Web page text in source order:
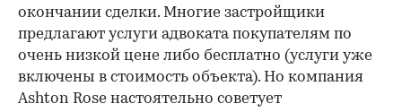
окончании сделки. Многие застройщики
предлагают услуги адвоката покупателям по
очень низкой цене либо бесплатно (услуги уже
включены в стоимость объекта). Но компания
Ashton Rose настоятельно советует